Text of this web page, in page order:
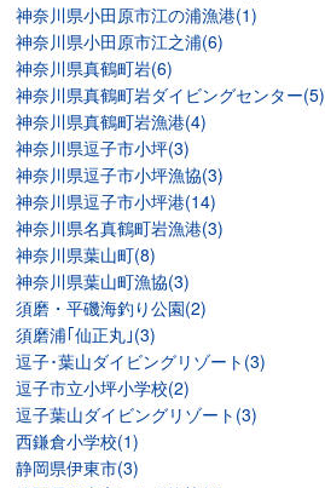
神奈川県小田原市江の浦漁港(1)
神奈川県小田原市江之浦(6)
神奈川県真鶴町岩(6)
神奈川県真鶴町岩ダイビングセンター(5)
神奈川県真鶴町岩漁港(4)
神奈川県逗子市小坪(3)
神奈川県逗子市小坪漁協(3)
神奈川県逗子市小坪港(14)
神奈川県名真鶴町岩漁港(3)
神奈川県葉山町(8)
神奈川県葉山町漁協(3)
須磨・平磯海釣り公園(2)
須磨浦｢仙正丸｣(3)
逗子･葉山ダイビングリゾート(3)
逗子市立小坪小学校(2)
逗子葉山ダイビングリゾート(3)
西鎌倉小学校(1)
静岡県伊東市(3)